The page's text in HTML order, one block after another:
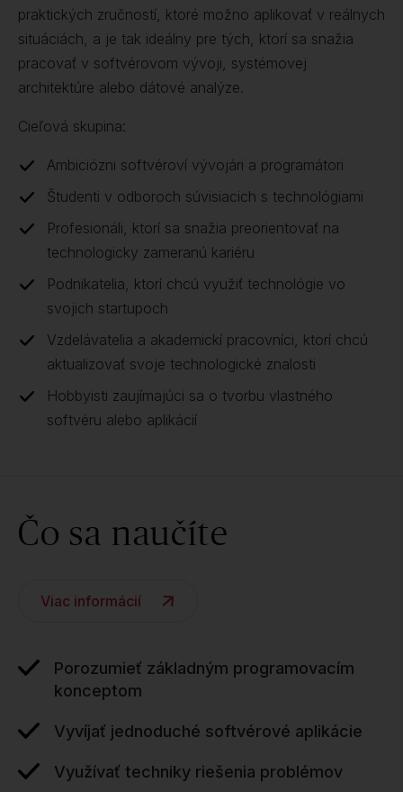
praktických zručností, ktoré možno aplikovať v reálnych
situáciách, a je tak ideálny pre tých, ktorí sa snažia
pracovať v softvérovom vývoji, systémovej
architektúre alebo dátové analýze.
Cieľová skupina:
Ambiciózni softvéroví vývojári a programátori
Študenti v odboroch súvisiacich s technológiami
Profesionáli, ktorí sa snažia preorientovať na
technologicky zameranú kariéru
Podnikatelia, ktorí chcú využiť technológie vo
svojich startupoch
Vzdelávatelia a akademickí pracovníci, ktorí chcú
aktualizovať svoje technologické znalosti
Hobbyisti zaujímajúci sa o tvorbu vlastného
softvéru alebo aplikácií
Čo sa naučíte
Viac informácií
Porozumieť základným programovacím
konceptom
Vyvíjať jednoduché softvérové aplikácie
Využívať techniky riešenia problémov